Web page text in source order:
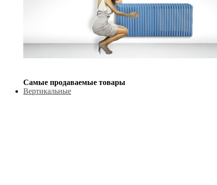
Самые продаваемые товары
Вертикальные